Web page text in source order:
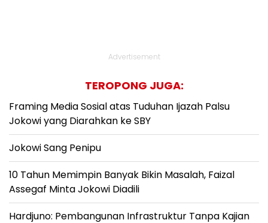
Advertisement
TEROPONG JUGA:
Framing Media Sosial atas Tuduhan Ijazah Palsu
Jokowi yang Diarahkan ke SBY
Jokowi Sang Penipu
10 Tahun Memimpin Banyak Bikin Masalah, Faizal
Assegaf Minta Jokowi Diadili
Hardjuno: Pembangunan Infrastruktur Tanpa Kajian